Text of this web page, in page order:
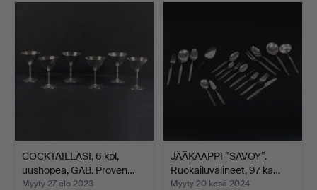
COCKTAILLASI, 6 kpl,
uushopea, GAB. Proven…
Myyty 27 elo 2023
JÄÄKAAPPI ”SAVOY”.
Ruokailuvälineet, 97 ka…
Myyty 20 kesä 2024